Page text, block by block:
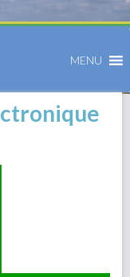
MENU